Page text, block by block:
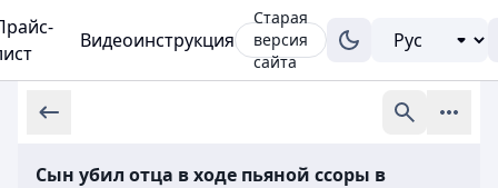
Видеоинструкция
Старая
версия
сайта
Сын убил отца в ходе пьяной ссоры в